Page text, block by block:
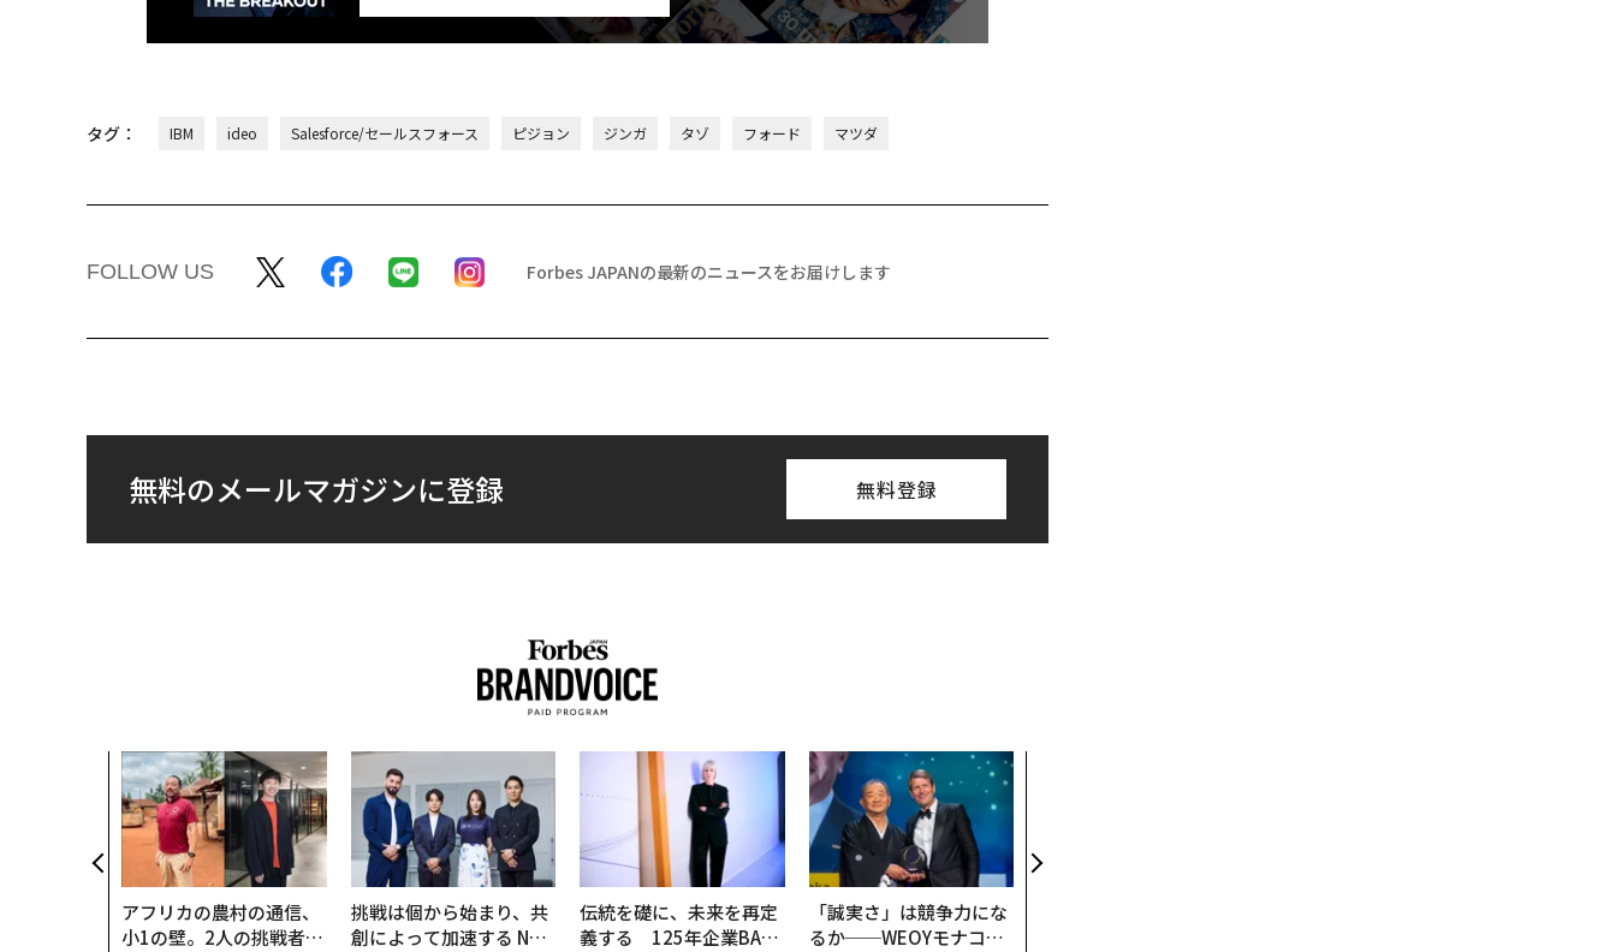
タグ： IBM ideo Salesforce/セールスフォース ピジョン ジンガ タゾ フォード マツダ
FOLLOW US Forbes JAPANの最新のニュースをお届けします
無料のメールマガジンに登録 無料登録
アフリカの農村の通信、
小1の壁。2人の挑戦者が
挑戦は個から始まり、共
創によって加速する NOR
伝統を礎に、未来を再定
義する 125年企業BAT
「誠実さ」は競争力にな
るか──WEOYモナコで